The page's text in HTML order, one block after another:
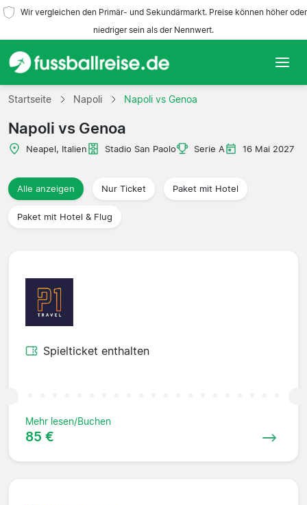
Wir vergleichen den Primär- und Sekundärmarkt. Preise können höher oder
niedriger sein als der Nennwert.
Startseite
Mannschaften
Reisebüros
Startseite Napoli Napoli vs Genoa
Napoli vs Genoa
Neapel, Italien Stadio San Paolo Serie A 16 Mai 2027
Alle anzeigen Nur Ticket Paket mit Hotel
Paket mit Hotel & Flug
Spielticket enthalten
Mehr lesen/Buchen
85 €